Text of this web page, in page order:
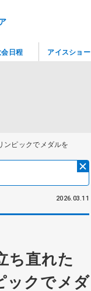
ピックでメダルを
2026.03.11
ち直れた
ックでメダ
日程 アイスショー